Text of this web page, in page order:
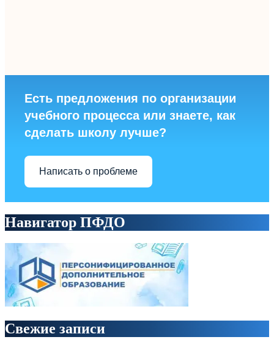
Есть предложения по организации
учебного процесса или знаете, как
сделать школу лучше?
Написать о проблеме
Навигатор ПФДО
Свежие записи